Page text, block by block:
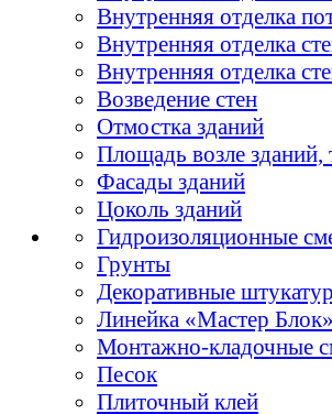
Внутренняя отделка
Внутренняя отделка
Внутренняя отделка
Возведение стен
Отмостка зданий
Площадь возле
Фасады зданий
Цоколь зданий
Гидроизоляционные
Грунты
Декоративные
Линейка «Мастер Блок»
Монтажно-кладочные
Песок
Плиточный клей